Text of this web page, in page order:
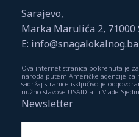
Sarajevo,
Marka Marulića 2, 71000
E: info@snagalokalnog.ba
Ova internet stranica pokrenuta je
naroda putem Američke agencije za
sadržaj stranice isključivo je
nužno stavove USAID-a ili Vlade
Newsletter